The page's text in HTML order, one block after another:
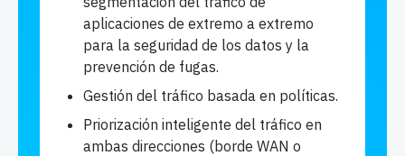
aplicaciones de extremo a extremo
para la seguridad de los datos y la
prevención de fugas.
Gestión del tráfico basada en políticas.
Priorización inteligente del tráfico en
ambas direcciones (borde WAN o